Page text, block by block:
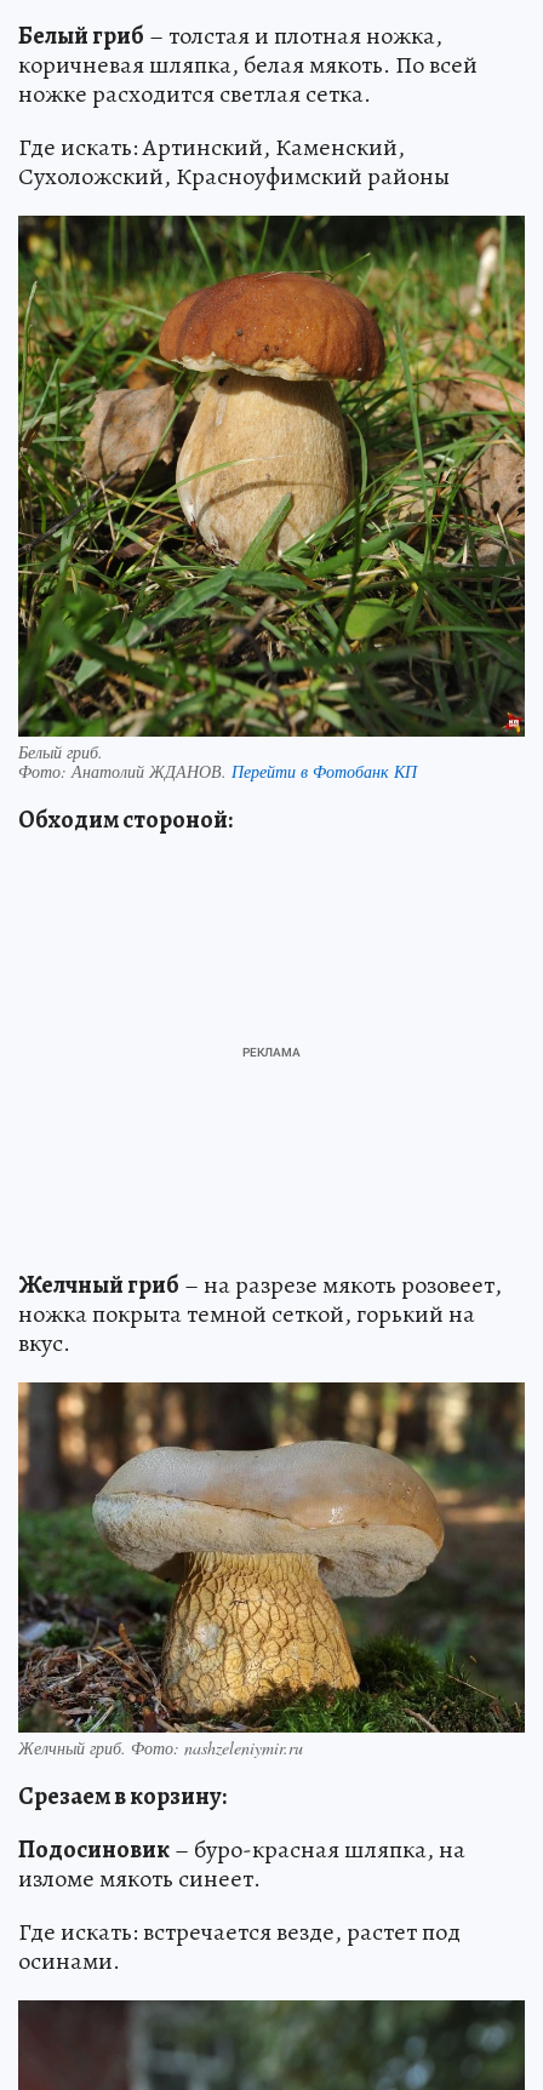
Белый гриб – толстая и плотная ножка,
коричневая шляпка, белая мякоть. По всей
ножке расходится светлая сетка.
Где искать: Артинский, Каменский,
Сухоложский, Красноуфимский районы
Белый гриб.
Фото: Анатолий ЖДАНОВ. Перейти в Фотобанк КП
Обходим стороной:
Желчный гриб – на разрезе мякоть розовеет,
ножка покрыта темной сеткой, горький на
вкус.
Желчный гриб. Фото: nashzeleniymir.ru
Срезаем в корзину:
Подосиновик– буро-красная шляпка, на
изломе мякоть синеет.
Где искать: встречается везде, растет под
осинами.